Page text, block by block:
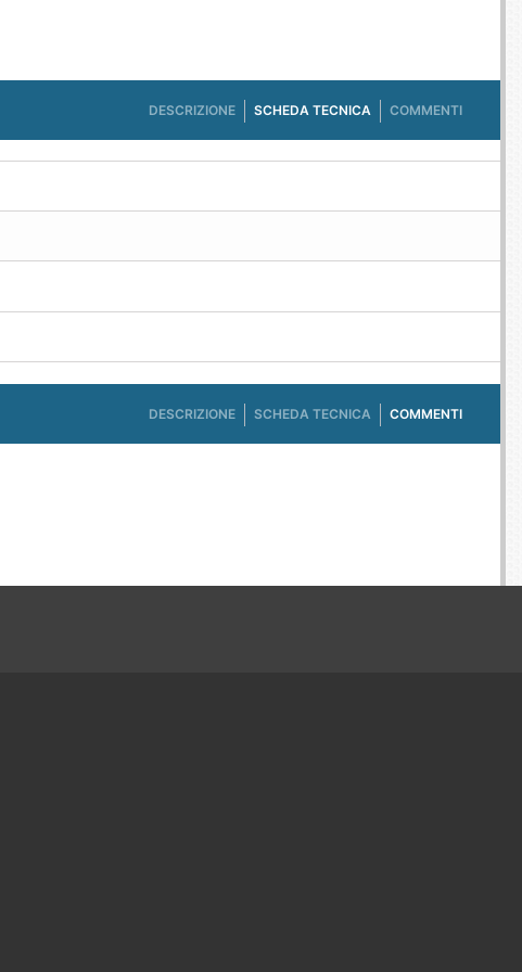
DESCRIZIONE SCHEDA TECNICA COMMENTI
DESCRIZIONE SCHEDA TECNICA COMMENTI